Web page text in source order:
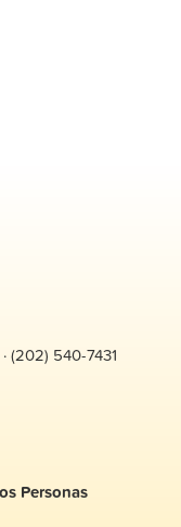
· (202) 540-7431
Personas